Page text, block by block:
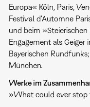
Europa« Köln, Paris,
Festival d'Automne
und beim »Steierischen
Engagement als
Bayerischen
München.
Werke im
»What could ever stop